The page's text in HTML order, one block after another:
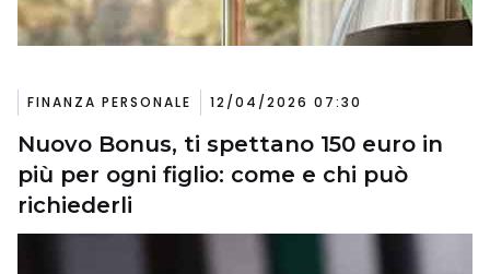
FINANZA PERSONALE 12/04/2026 07:30
Nuovo Bonus, ti spettano 150 euro in
più per ogni figlio: come e chi può
richiederli